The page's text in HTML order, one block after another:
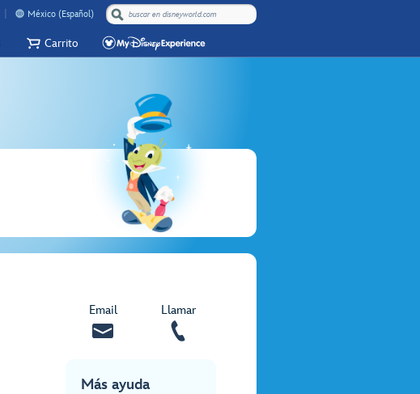
México (Español)
Carrito
Email Llamar
Más ayuda